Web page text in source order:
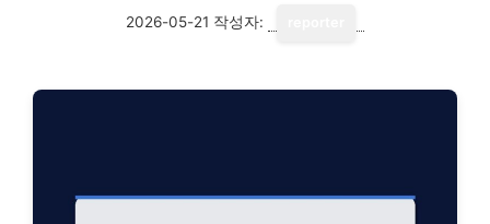
2026-05-21 작성자: